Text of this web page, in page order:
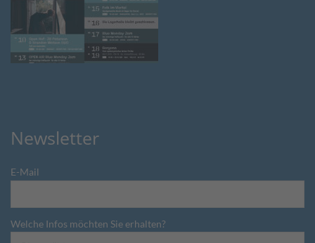
Newsletter
E-Mail
Welche Infos möchten Sie erhalten?